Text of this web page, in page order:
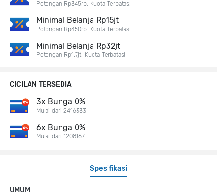
Spesifikasi
UMUM
Potongan Rp345rb. Kuota Terbatas!
Minimal Belanja Rp15jt
Potongan Rp450rb. Kuota Terbatas!
Minimal Belanja Rp32jt
Potongan Rp1,7jt. Kuota Terbatas!
CICILAN TERSEDIA
3x Bunga 0%
Mulai dari 2416333
6x Bunga 0%
Mulai dari 1208167